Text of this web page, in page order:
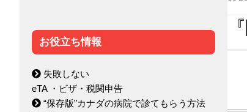
お役立ち情報
失敗しない
eTA ・ビザ・税関申告
“保存版”カナダの病院で診てもらう方法